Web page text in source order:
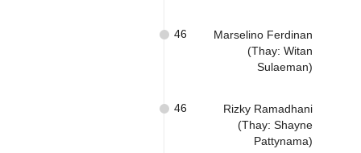
Marselino Ferdinan
(Thay: Witan
Sulaeman)
46
Rizky Ramadhani
(Thay: Shayne
Pattynama)
46